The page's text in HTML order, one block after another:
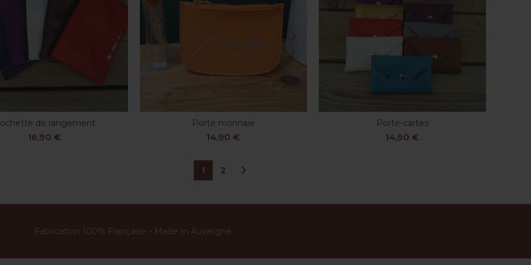
CHOIX DES OPTIONS
de rangement
16,90 €
CHOIX DES OPTIONS
Porte monnaie
14,90 €
CHOIX DES OPTIONS
Porte-cartes
14,90 €
1 2
Fabrication 100% Française - Made In Auvergne